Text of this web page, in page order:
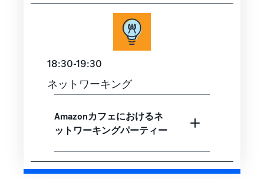
18:30-19:30
ネットワーキング
Amazonカフェにおけるネ
ットワーキングパーティー